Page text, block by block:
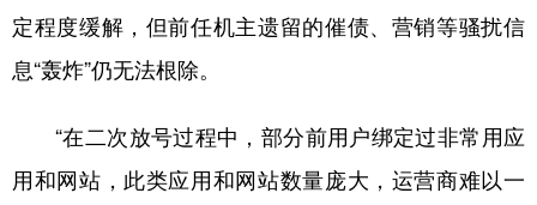
定程度缓解，但前任机主遗留的催债、营销等骚扰信
息“轰炸”仍无法根除。
“在二次放号过程中，部分前用户绑定过非常用应
用和网站，此类应用和网站数量庞大，运营商难以一